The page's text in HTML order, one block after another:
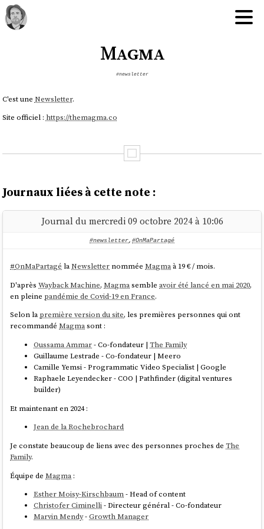
Magma
#newsletter
C'est une Newsletter.
Site officiel : https://themagma.co
Journaux liées à cette note :
Journal du mercredi 09 octobre 2024 à 10:06
#newsletter, #OnMaPartagé
#OnMaPartagé laNewsletter nomméeMagmaà 19 € / mois.
D'aprèsWayback Machine,Magmasembleavoir été lancé en mai 2020,
en pleine pandémie de Covid-19 en France.
Selon la première version du site, les premières personnes qui ont
recommandéMagmasont :
Oussama Ammar- Co-fondateur |The Family
Guillaume Lestrade - Co-fondateur | Meero
Camille Yemsi - Programmatic Video Specialist | Google
Raphaele Leyendecker - COO | Pathfinder (digital ventures
builder)
Et maintenant en 2024 :
Jean de la Rochebrochard
Je constate beaucoup de liens avec des personnes proches deThe
Family.
Équipe deMagma :
Esther Moisy-Kirschbaum- Head of content
Christofer Ciminelli- Directeur général - Co-fondateur
Marvin Mendy-Growth Manager